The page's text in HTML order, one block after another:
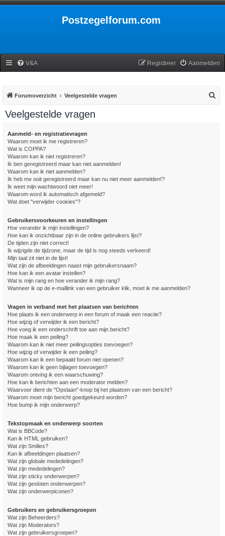
Postzegelforum.com
V&A Aanmelden
Registreer
Forumoverzicht Veelgestelde vragen
Veelgestelde vragen
Aanmeld- en registratievragen
Waarom moet ik me registreren?
Wat is COPPA?
Waarom kan ik niet registreren?
Ik ben geregistreerd maar kan niet aanmelden!
Waarom kan ik niet aanmelden?
Ik heb me ooit geregistreerd maar kan nu niet meer aanmelden!?
Ik weet mijn wachtwoord niet meer!
Waarom word ik automatisch afgemeld?
Wat doet "verwijder cookies"?
Gebruikersvoorkeuren en instellingen
Hoe verander ik mijn instellingen?
Hoe kan ik onzichtbaar zijn in de online gebruikers lijst?
De tijden zijn niet correct!
Ik wijzigde de tijdzone, maar de tijd is nog steeds verkeerd!
Mijn taal zit niet in de lijst!
Wat zijn de afbeeldingen naast mijn gebruikersnaam?
Hoe kan ik een avatar instellen?
Wat is mijn rang en hoe verander ik mijn rang?
Wanneer ik op de e-maillink van een gebruiker klik, moet ik me aanmelden?
Vragen in verband met het plaatsen van berichten
Hoe plaats ik een onderwerp in een forum of maak een reactie?
Hoe wijzig of verwijder ik een bericht?
Hoe voeg ik een onderschrift toe aan mijn bericht?
Hoe maak ik een peiling?
Waarom kan ik niet meer peilingsopties toevoegen?
Hoe wijzig of verwijder ik een peiling?
Waarom kan ik een bepaald forum niet openen?
Waarom kan ik geen bijlagen toevoegen?
Waarom ontving ik een waarschuwing?
Hoe kan ik berichten aan een moderator melden?
Waarvoor dient de "Opslaan"-knop bij het plaatsen van een bericht?
Waarom moet mijn bericht goedgekeurd worden?
Hoe bump ik mijn onderwerp?
Tekstopmaak en onderwerp soorten
Wat is BBCode?
Kan ik HTML gebruiken?
Wat zijn Smilies?
Kan ik afbeeldingen plaatsen?
Wat zijn globale mededelingen?
Wat zijn mededelingen?
Wat zijn sticky onderwerpen?
Wat zijn gesloten onderwerpen?
Wat zijn onderwerpiconen?
Gebruikers en gebruikersgroepen
Wat zijn Beheerders?
Wat zijn Moderators?
Wat zijn gebruikersgroepen?